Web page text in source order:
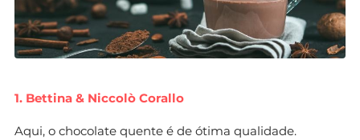
1. Bettina & Niccolò Corallo
Aqui, o chocolate quente é de ótima qualidade.